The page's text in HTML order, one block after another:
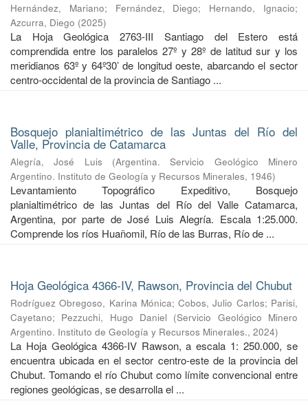
Hernández, Mariano; Fernández, Diego; Hernando, Ignacio;
Azcurra, Diego (2025)
La Hoja Geológica 2763-III Santiago del Estero está
comprendida entre los paralelos 27º y 28º de latitud sur y los
meridianos 63º y 64º30’ de longitud oeste, abarcando el sector
centro-occidental de la provincia de Santiago ...
Bosquejo planialtimétrico de las Juntas del Río del
Valle, Provincia de Catamarca
Alegría, José Luis (Argentina. Servicio Geológico Minero
Argentino. Instituto de Geología y Recursos Minerales, 1946)
Levantamiento Topográfico Expeditivo, Bosquejo
planialtimétrico de las Juntas del Río del Valle Catamarca,
Argentina, por parte de José Luis Alegría. Escala 1:25.000.
Comprende los ríos Huañomil, Río de las Burras, Río de ...
Hoja Geológica 4366-IV, Rawson, Provincia del Chubut
Rodríguez Obregoso, Karina Mónica;Cobos, Julio Carlos; Parisi,
Cayetano; Pezzuchi, Hugo Daniel (Servicio Geológico Minero
Argentino. Instituto de Geología y Recursos Minerales., 2024)
La Hoja Geológica 4366-IV Rawson, a escala 1: 250.000, se
encuentra ubicada en el sector centro-este de la provincia del
Chubut. Tomando el río Chubut como límite convencional entre
regiones geológicas, se desarrolla el ...